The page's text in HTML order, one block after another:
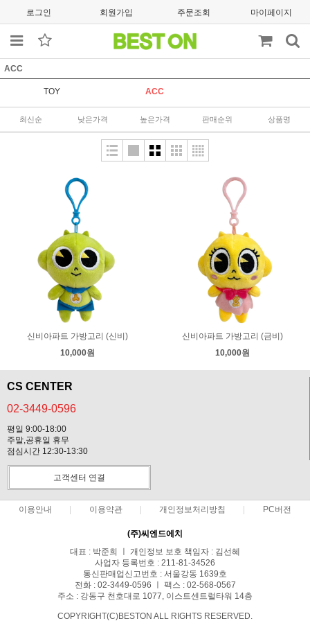
로그인 회원가입 주문조회 마이페이지
ACC
TOY ACC
최신순 낮은가격 높은가격 판매순위 상품명
신비아파트 가방고리 (신비)
10,000원
신비아파트 가방고리 (금비)
10,000원
CS CENTER
02-3449-0596
평일 9:00-18:00
주말,공휴일 휴무
점심시간 12:30-13:30
고객센터 연결
이용안내 이용약관 개인정보처리방침 PC버전
(주)씨엔드에치
대표 : 박준희 ㅣ 개인정보 보호 책임자 : 김선혜
사업자 등록번호 : 211-81-34526
통신판매업신고번호 : 서울강동 1639호
전화 : 02-3449-0596 ㅣ 팩스 : 02-568-0567
주소 : 강동구 천호대로 1077, 이스트센트럴타워 14층
COPYRIGHT(C)BESTON ALL RIGHTS RESERVED.